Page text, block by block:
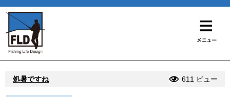
処暑ですね 611 ビュー